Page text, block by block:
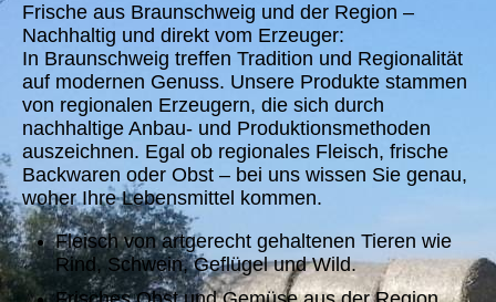
Frische aus Braunschweig und der Region –
Nachhaltig und direkt vom Erzeuger:
In Braunschweig treffen Tradition und Regionalität
auf modernen Genuss. Unsere Produkte stammen
von regionalen Erzeugern, die sich durch
nachhaltige Anbau- und Produktionsmethoden
auszeichnen. Egal ob regionales Fleisch, frische
Backwaren oder Obst – bei uns wissen Sie genau,
woher Ihre Lebensmittel kommen.
Fleisch von artgerecht gehaltenen Tieren wie
Rind, Schwein, Geflügel und Wild.